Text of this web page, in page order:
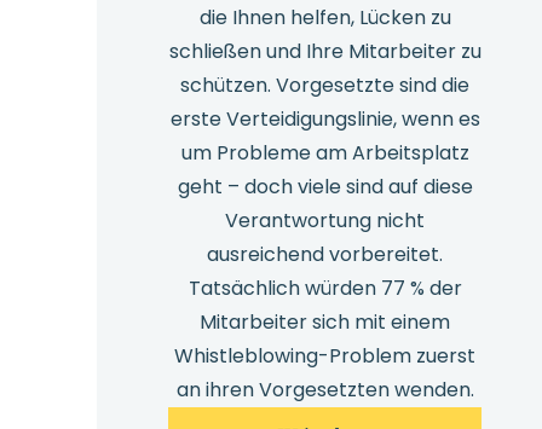
die Ihnen helfen, Lücken zu
schließen und Ihre Mitarbeiter zu
schützen. Vorgesetzte sind die
erste Verteidigungslinie, wenn es
um Probleme am Arbeitsplatz
geht – doch viele sind auf diese
Verantwortung nicht
ausreichend vorbereitet.
Tatsächlich würden 77 % der
Mitarbeiter sich mit einem
Whistleblowing-Problem zuerst
an ihren Vorgesetzten wenden.